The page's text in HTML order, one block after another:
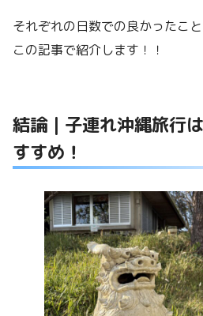
それぞれの日数での良かったこ
この記事で紹介します！！
結論｜子連れ沖縄旅行
すすめ！